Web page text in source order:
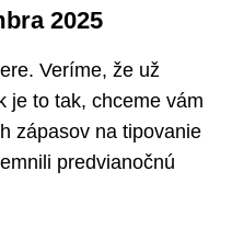
2025
Veríme, že už
je to tak, chceme vám
zápasov na tipovanie
predvianočnú